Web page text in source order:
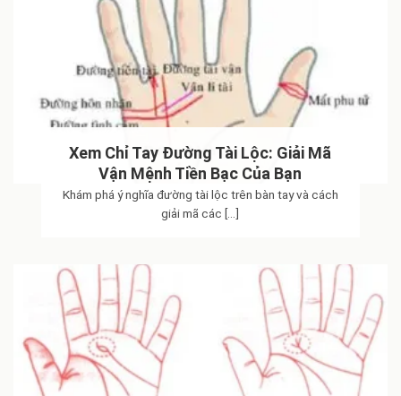
Xem Chỉ Tay Đường Tài Lộc: Giải Mã
Vận Mệnh Tiền Bạc Của Bạn
Khám phá ý nghĩa đường tài lộc trên bàn tay và cách
giải mã các [...]